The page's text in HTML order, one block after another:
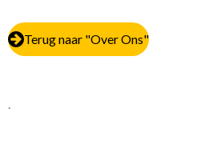
Terug naar "Over Ons"